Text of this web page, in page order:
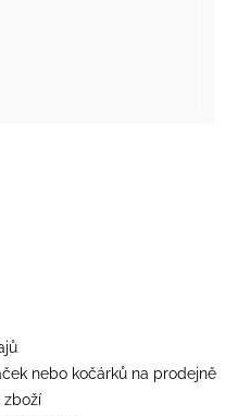
nebo kočárků na prodejně